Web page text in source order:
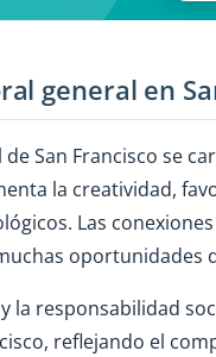
general en
San Francisco se
la creatividad,
Las
oportunidades
la responsabilidad
reflejando el